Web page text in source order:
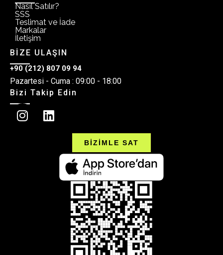
Nasıl Satılır?
SSS
Teslimat ve İade
Markalar
İletişim
BİZE ULAŞIN
+90 (212) 807 09 94
Pazartesi - Cuma : 09:00 - 18:00
Bizi Takip Edin
BİZİMLE SAT